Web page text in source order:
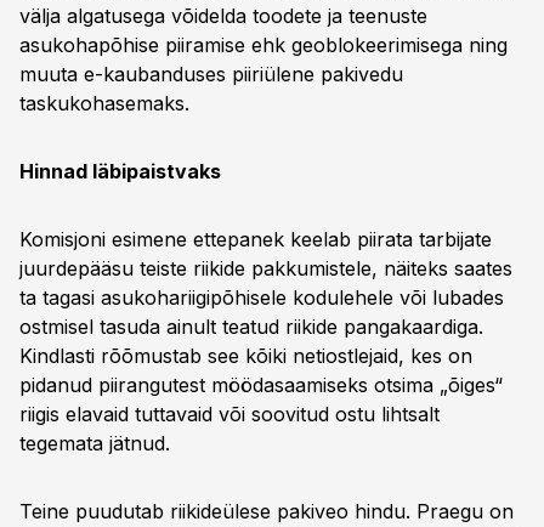
välja algatusega võidelda toodete ja teenuste
asukohapõhise piiramise ehk geoblokeerimisega ning
muuta e-kaubanduses piiriülene pakivedu
taskukohasemaks.
Hinnad läbipaistvaks
Komisjoni esimene ettepanek keelab piirata tarbijate
juurdepääsu teiste riikide pakkumistele, näiteks saates
ta tagasi asukohariigipõhisele kodulehele või lubades
ostmisel tasuda ainult teatud riikide pangakaardiga.
Kindlasti rõõmustab see kõiki netiostlejaid, kes on
pidanud piirangutest möödasaamiseks otsima „õiges“
riigis elavaid tuttavaid või soovitud ostu lihtsalt
tegemata jätnud.
Teine puudutab riikideülese pakiveo hindu. Praegu on